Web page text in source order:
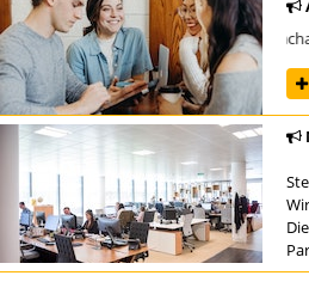
Ausbildung zur/zum